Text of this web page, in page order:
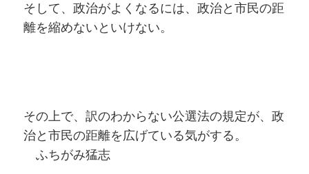
そして、政治がよくなるには、政治と市民の距
離を縮めないといけない。
その上で、訳のわからない公選法の規定が、政
治と市民の距離を広げている気がする。
ふちがみ猛志